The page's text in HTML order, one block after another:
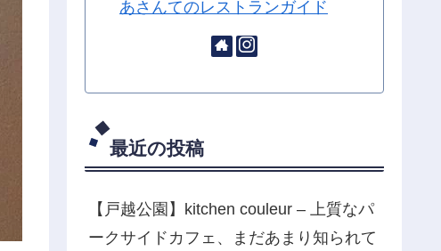
あさんてのレストランガイド
最近の投稿
【戸越公園】kitchen couleur – 上質なパ
ークサイドカフェ、まだあまり知られて